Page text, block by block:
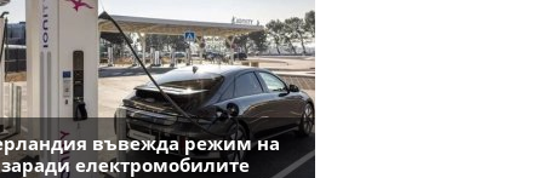
въвежда режим на
заради електромобилите